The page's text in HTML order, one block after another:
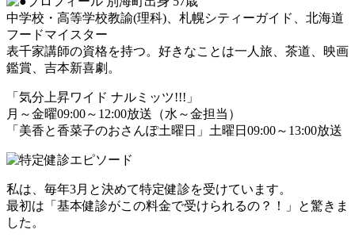
中学校・高等学校教諭(理科)、札幌シティーガイド、北海道
フードマイスター
表千家講師の資格を持つ。好きなことは一人旅、茶道、映画
鑑賞、吉本新喜劇。
「気分上昇ワイド ナルミッツ!!!」
月～金曜09:00～12:00放送（水～金担当）
「美香と香菜子のおさんぽ土曜日」土曜日09:00～13:00放送
私は、毎年3月と決めて特定健診を受けています。
最初は「基本健診がこの料金で受けられるの？！」と驚きま
した。